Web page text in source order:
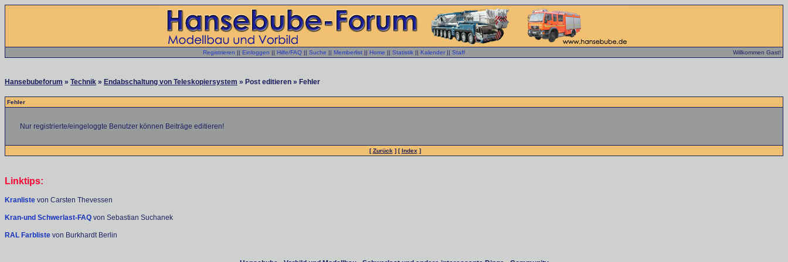
Registrieren || Einloggen || Hilfe/FAQ || Suche || Memberlist || Home || Statistik || Kalender || Staff Willkommen Gast!
Hansebubeforum » Technik » Endabschaltung von Teleskopiersystem » Post editieren » Fehler
Fehler
Nur registrierte/eingeloggte Benutzer können Beiträge editieren!
[Zurück ] [Index ]
Linktips:
Kranliste von Carsten Thevessen
Kran-und Schwerlast-FAQ von Sebastian Suchanek
RAL Farbliste von Burkhardt Berlin